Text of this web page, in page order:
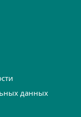
данных